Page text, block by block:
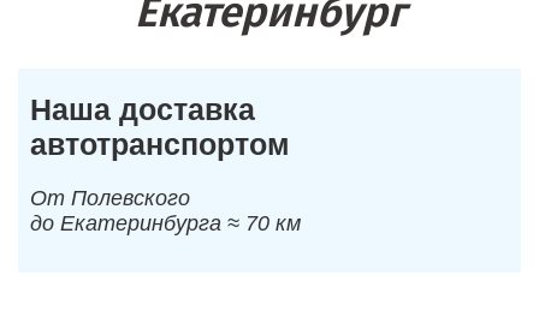
Екатеринбург
Наша доставка
автотранспортом
От Полевского
до Екатеринбурга ≈ 70 км